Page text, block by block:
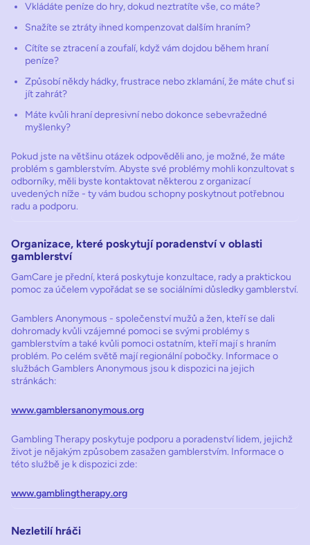
Vkládáte peníze do hry, dokud neztratíte vše, co máte?
Snažíte se ztráty ihned kompenzovat dalším hraním?
Cítíte se ztracení a zoufalí, když vám dojdou během hraní
peníze?
Způsobí někdy hádky, frustrace nebo zklamání, že máte chuť si
jít zahrát?
Máte kvůli hraní depresivní nebo dokonce sebevražedné
myšlenky?
Pokud jste na většinu otázek odpověděli ano, je možné, že máte
problém s gamblerstvím. Abyste své problémy mohli konzultovat s
odborníky, měli byste kontaktovat některou z organizací
uvedených níže - ty vám budou schopny poskytnout potřebnou
radu a podporu.
Organizace, které poskytují poradenství v oblasti
gamblerství
GamCare je přední, která poskytuje konzultace, rady a praktickou
pomoc za účelem vypořádat se se sociálními důsledky gamblerství.
Gamblers Anonymous - společenství mužů a žen, kteří se dali
dohromady kvůli vzájemné pomoci se svými problémy s
gamblerstvím a také kvůli pomoci ostatním, kteří mají s hraním
problém. Po celém světě mají regionální pobočky. Informace o
službách Gamblers Anonymous jsou k dispozici na jejich
stránkách:
www.gamblersanonymous.org
Gambling Therapy poskytuje podporu a poradenství lidem, jejichž
život je nějakým způsobem zasažen gamblerstvím. Informace o
této službě je k dispozici zde:
www.gamblingtherapy.org
Nezletilí hráči